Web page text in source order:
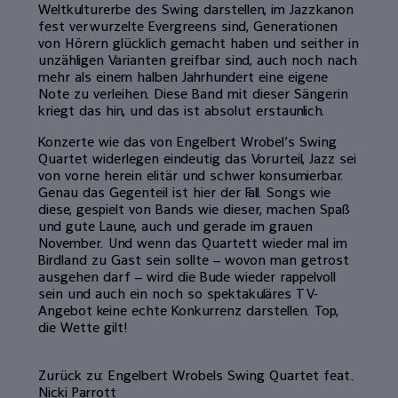
Weltkulturerbe des Swing darstellen, im Jazzkanon
fest verwurzelte Ever­greens sind, Generationen
von Hörern glücklich gemacht haben und seither in
unzähligen Varianten greifbar sind, auch noch nach
mehr als einem halben Jahr­hundert eine eigene
Note zu verleihen. Diese Band mit dieser Sängerin
kriegt das hin, und das ist absolut erstaunlich.
Konzerte wie das von Engelbert Wro­bel’s Swing
Quartet widerlegen eindeutig das Vorurteil, Jazz sei
von vorne herein elitär und schwer konsumierbar.
Genau das Gegenteil ist hier der Fall. Songs wie
diese, gespielt von Bands wie dieser, ma­chen Spaß
und gute Laune, auch und ge­rade im grauen
November. Und wenn das Quartett wieder mal im
Birdland zu Gast sein sollte – wovon man getrost
ausgehen darf – wird die Bude wieder rappelvoll
sein und auch ein noch so spektakuläres TV-
Angebot keine echte Konkurrenz darstellen. Top,
die Wette gilt!
Zurück zu: Engelbert Wrobels Swing Quartet feat.
Nicki Parrott